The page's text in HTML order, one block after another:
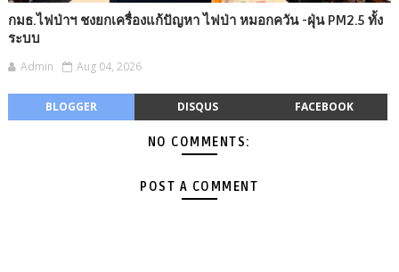
กมธ.ไฟป่าฯ ชงยกเครื่องแก้ปัญหา ไฟป่า หมอกควัน -​ฝุ่น PM2.5 ทั้ง
ระบบ
Admin Aug 04, 2026
BLOGGER DISQUS FACEBOOK
NO COMMENTS:
POST A COMMENT